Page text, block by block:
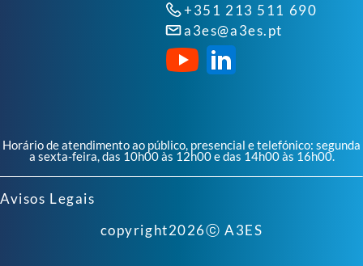
+351 213 511 690
a3es@a3es.pt
Horário de atendimento ao público, presencial e telefónico: segunda
a sexta-feira, das 10h00 às 12h00 e das 14h00 às 16h00.
Avisos Legais
copyright2026ⓒ A3ES